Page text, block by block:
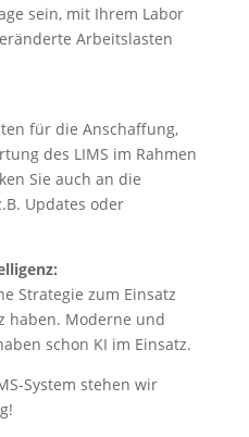
sein, mit Ihrem Labor
Arbeitslasten
für die Anschaffung,
des LIMS im Rahmen
Sie auch an die
Updates oder
Strategie zum Einsatz
haben. Moderne und
schon KI im Einsatz.
System stehen wir